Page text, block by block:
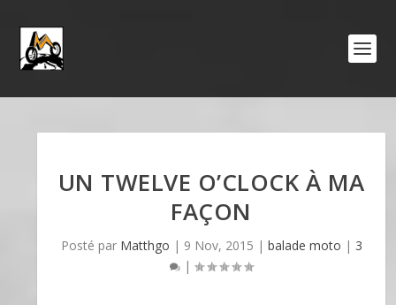
UN TWELVE O’CLOCK À MA
FAÇON
Posté par Matthgo | 9 Nov, 2015 | balade moto | 3
|